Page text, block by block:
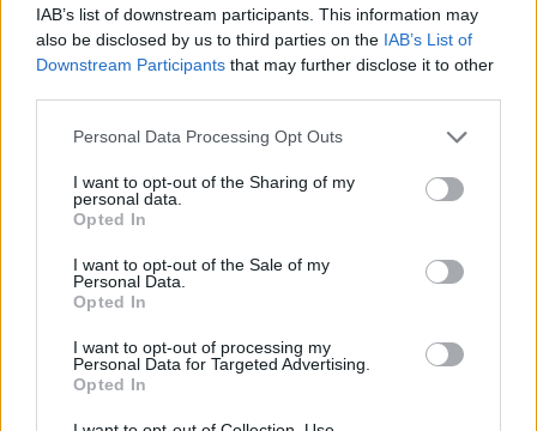
IAB’s list of downstream participants. This information may
also be disclosed by us to third parties on the IAB’s List of
Downstream Participants that may further disclose it to other
Personal Data Processing Opt Outs
I want to opt-out of the Sharing of my
personal data.
Opted In
I want to opt-out of the Sale of my
Personal Data.
Opted In
I want to opt-out of processing my
Personal Data for Targeted Advertising.
Opted In
Ντούρος: Το χειμώνα στο θέατρο
SHOWBIZ
Μαίρη Αρώνη: Πώς η απεργία πείνας
την οδήγησε στην κορυφή της
Οι παικταράδες που δεν έγιναν ποτέ οι θρύλοι που